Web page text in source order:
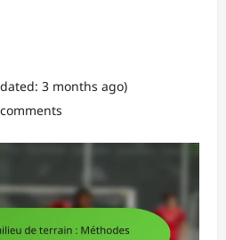
3 months ago)